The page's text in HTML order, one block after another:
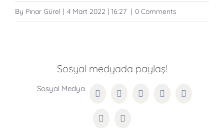
By Pınar Gürel | 4 Mart 2022 | 16:27 | 0 Comments
Sosyal medyada paylaş!
FacebookTwitterRedditLinkedInWhatsApp
PinterestEmail